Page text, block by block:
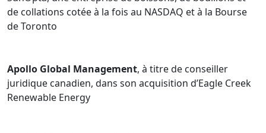
de collations cotée à la fois au NASDAQ et à la Bourse
de Toronto
Apollo Global Management, à titre de conseiller
juridique canadien, dans son acquisition d’Eagle Creek
Renewable Energy